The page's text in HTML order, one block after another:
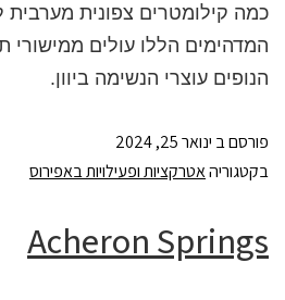
כמה קילומטרים צפונית
המדהימים הללו עולים ממישורי
הנופים עוצרי הנשימה ביוון.
פורסם ב ינואר 25, 2024
בקטגוריהאטרקציות ופעילויות באפירוס
Acheron Springs